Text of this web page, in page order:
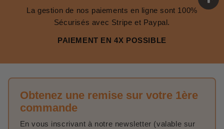
La gestion de nos paiements en ligne sont 100%
Sécurisés avec Stripe et Paypal.
PAIEMENT EN 4X POSSIBLE
Obtenez une remise sur votre 1ère
commande
En vous inscrivant à notre newsletter (valable sur